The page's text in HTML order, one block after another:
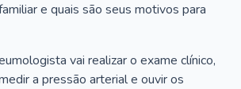
e quais são seus motivos para
vai realizar o exame clínico,
a pressão arterial e ouvir os